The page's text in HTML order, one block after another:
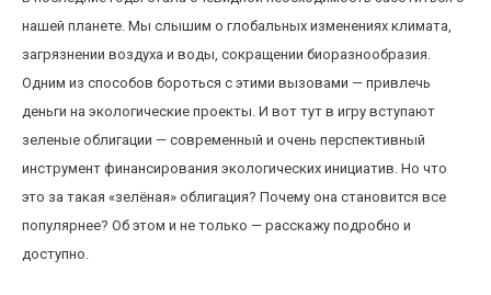
нашей планете. Мы слышим о глобальных изменениях климата,
загрязнении воздуха и воды, сокращении биоразнообразия.
Одним из способов бороться с этими вызовами — привлечь
деньги на экологические проекты. И вот тут в игру вступают
зеленые облигации — современный и очень перспективный
инструмент финансирования экологических инициатив. Но что
это за такая «зелёная» облигация? Почему она становится все
популярнее? Об этом и не только — расскажу подробно и
доступно.